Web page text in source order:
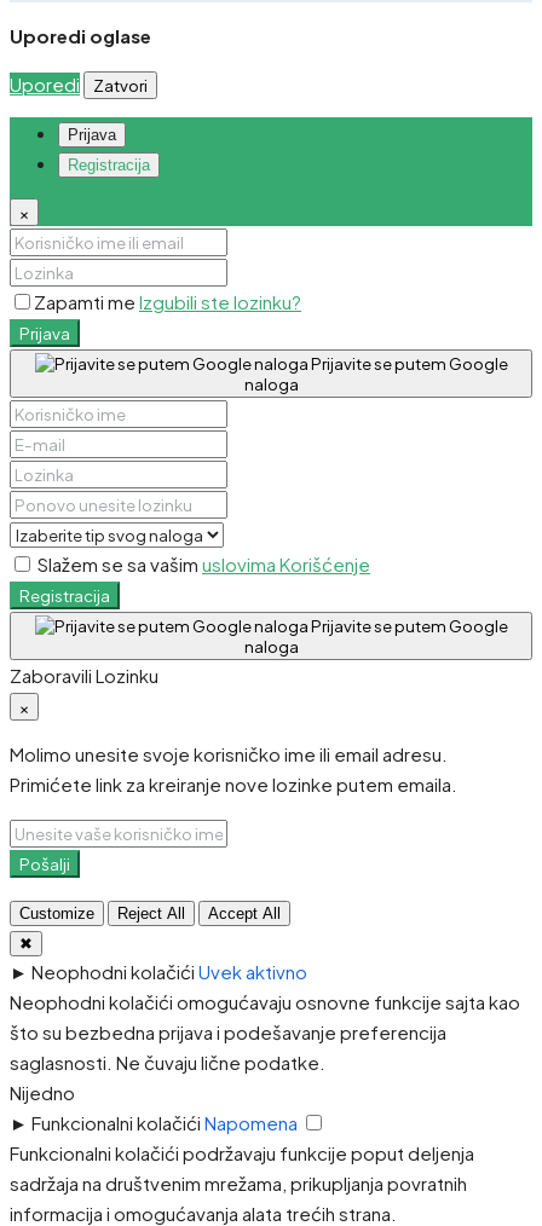
Uporedi oglase
Uporedi Zatvori
Prijava
Registracija
×
Zapamti me Izgubili ste lozinku?
Prijava
Prijavite se putem Google
naloga
Slažem se sa vašim uslovima Korišćenje
Registracija
Prijavite se putem Google
naloga
Zaboravili Lozinku
×
Molimo unesite svoje korisničko ime ili email adresu.
Primićete link za kreiranje nove lozinke putem emaila.
Pošalji
Customize Reject All
Accept All
✖
► Neophodni kolačići Uvek aktivno
Neophodni kolačići omogućavaju osnovne funkcije sajta kao
što su bezbedna prijava i podešavanje preferencija
saglasnosti. Ne čuvaju lične podatke.
Nijedno
► Funkcionalni kolačići Napomena
Funkcionalni kolačići podržavaju funkcije poput deljenja
sadržaja na društvenim mrežama, prikupljanja povratnih
informacija i omogućavanja alata trećih strana.